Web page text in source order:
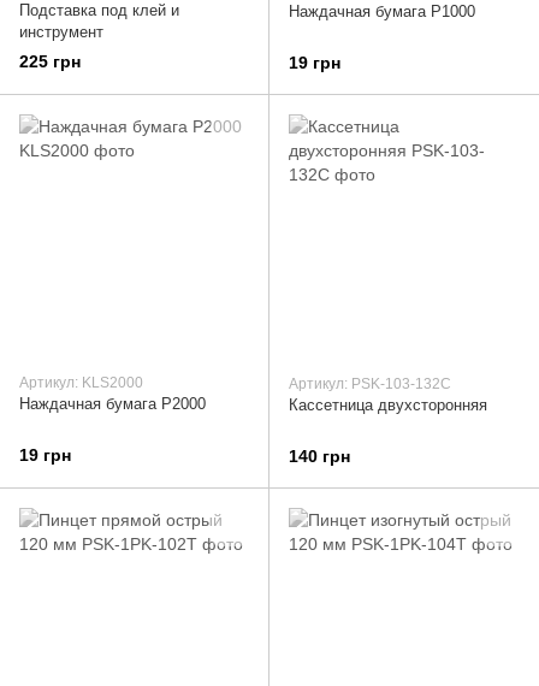
Подставка под клей и
инструмент
225 грн
Наждачная бумага P1000
19 грн
Артикул: KLS2000
Наждачная бумага P2000
19 грн
Артикул: PSK-103-132C
Кассетница двухсторонняя
140 грн